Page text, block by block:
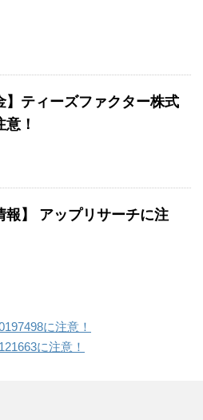
】ティーズファクター株式
！
報】 アップリサーチに注
に注意！
に注意！